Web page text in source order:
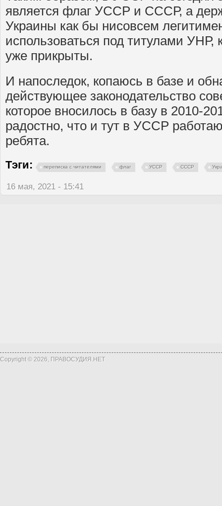
является флаг УССР и СССР, а
Украины как бы нисовсем
использоваться под титулами УНР,
уже прикрыты.
И напоследок, копаюсь в базе и
действующее законодательство
которое вносилось в базу в 2010-
радостно, что и тут в УССР
ребята.
Тэги: переписка с читателями флаг УССР СССР
16 мая, 2021 - 15:41
Copyright © 2026, ПРАВОСУДИЯ.НЕТ